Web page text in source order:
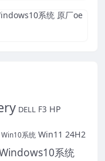
系统 原厂oe
DELL F3 HP
Win10系统 Win11 24H2
系统